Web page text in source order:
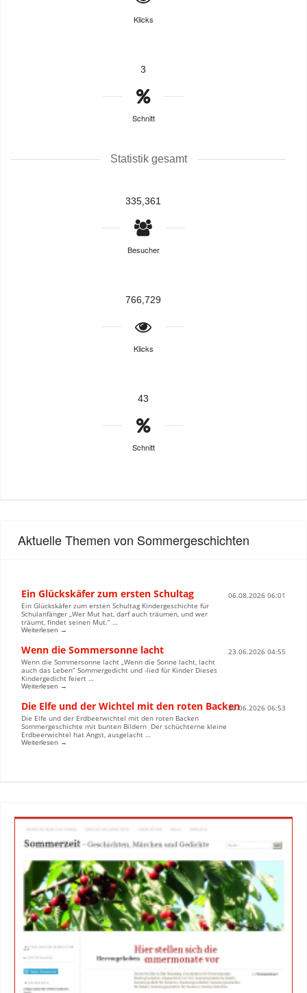
Klicks
3
Schnitt
Statistik gesamt
335,361
Besucher
766,729
Klicks
43
Schnitt
Aktuelle Themen von Sommergeschichten
Ein Glückskäfer zum ersten Schultag
06.08.2026 06:01
Ein Glückskäfer zum ersten Schultag Kindergeschichte für
Schulanfänger „Wer Mut hat, darf auch träumen, und wer
träumt, findet seinen Mut.“ …
Weiterlesen →
Wenn die Sommersonne lacht
23.06.2026 04:55
Wenn die Sommersonne lacht „Wenn die Sonne lacht, lacht
auch das Leben“ Sommergedicht und -lied für Kinder Dieses
Kindergedicht feiert …
Weiterlesen →
Die Elfe und der Wichtel mit den roten Backen20.06.2026 06:53
Die Elfe und der Erdbeerwichtel mit den roten Backen
Sommergeschichte mit bunten Bildern Der schüchterne kleine
Erdbeerwichtel hat Angst, ausgelacht …
Weiterlesen →